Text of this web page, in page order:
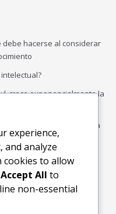
debe hacerse al considerar
crece exponencialmente la
para los canales. La
experience,
and analyze
cookies to allow
Accept All to
non-essential